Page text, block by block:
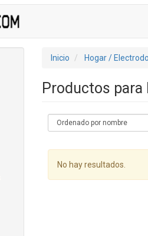
Inicio Hogar /
Productos para
No hay resultados.